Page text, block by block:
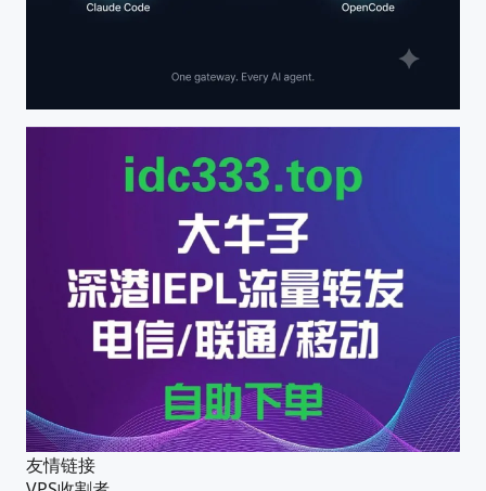
友情链接